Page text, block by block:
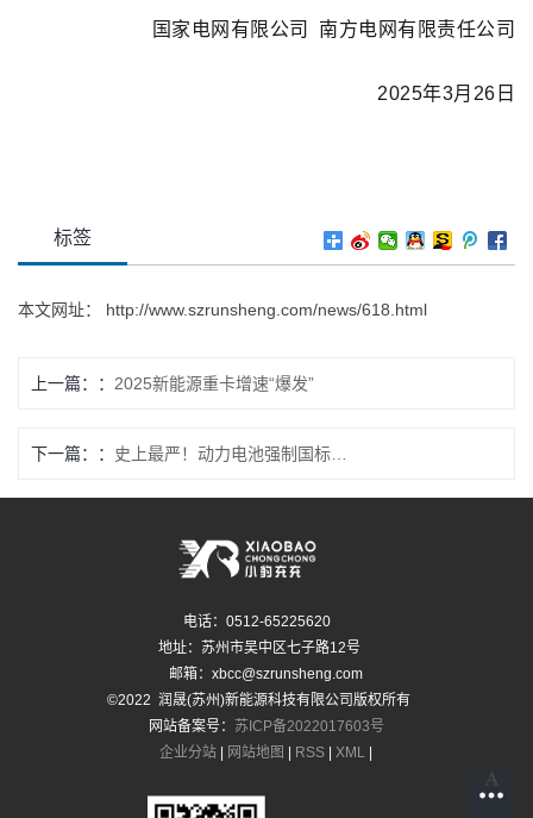
国家电网有限公司 南方电网有限责任公司
2025年3月26日
标签
本文网址： http://www.szrunsheng.com/news/618.html
上一篇： 2025新能源重卡增速“爆发”
下一篇：
电话：0512-65225620
地址：苏州市吴中区七子路12号
邮箱：xbcc@szrunsheng.com
©2022 润晟(苏州)新能源科技有限公司版权所有
网站备案号： 苏ICP备2022017603号
企业分站 | 网站地图 | RSS | XML |